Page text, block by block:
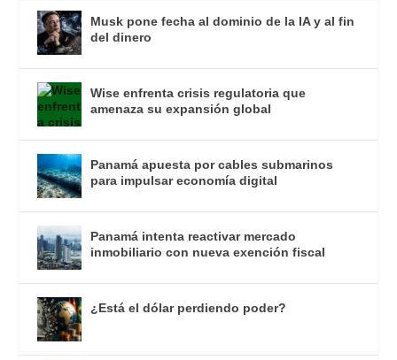
Musk pone fecha al dominio de la IA y al fin
del dinero
Wise enfrenta crisis regulatoria que
amenaza su expansión global
Panamá apuesta por cables submarinos
para impulsar economía digital
Panamá intenta reactivar mercado
inmobiliario con nueva exención fiscal
¿Está el dólar perdiendo poder?